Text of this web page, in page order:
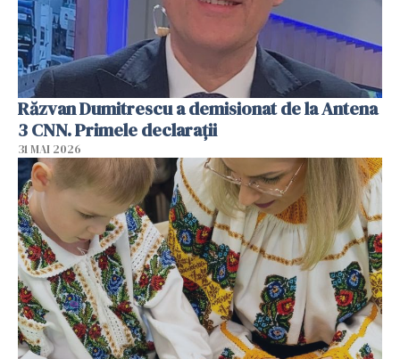
Răzvan Dumitrescu a demisionat de la Antena
3 CNN. Primele declarații
31 MAI 2026